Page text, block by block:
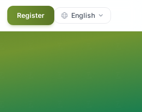
Register English